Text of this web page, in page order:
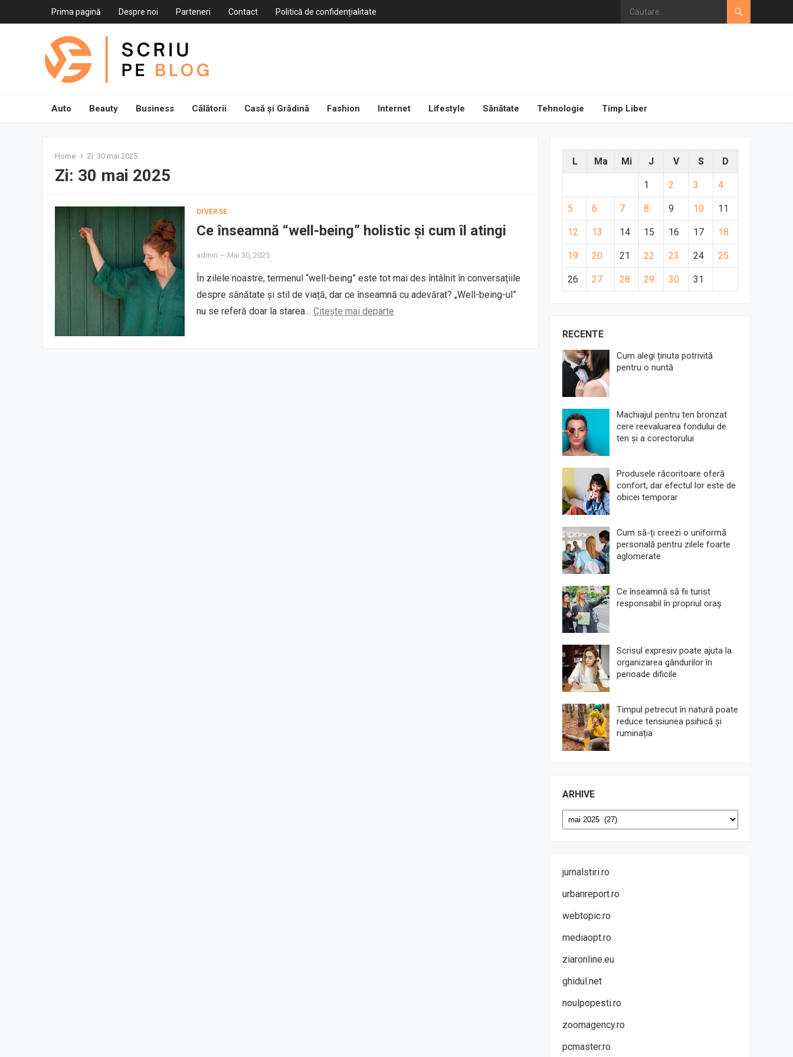
Prima pagină Despre noi Parteneri Contact Politică de confidențialitate
Auto Beauty Business Călătorii Casă și Grădină Fashion Internet Lifestyle Sănătate Tehnologie Timp Liber
Home Zi: 30 mai 2025
Zi: 30 mai 2025
DIVERSE
Ce înseamnă “well-being” holistic și cum îl atingi
admin — Mai 30, 2025
În zilele noastre, termenul “well-being” este tot mai des întâlnit în conversațiile
despre sănătate și stil de viață, dar ce înseamnă cu adevărat? „Well-being-ul”
nu se referă doar la starea… Citește mai departe
L Ma Mi J V S D
1 2 3 4
5 6 7 8 9 10 11
12 13 14 15 16 17 18
19 20 21 22 23 24 25
26 27 28 29 30 31
RECENTE
Cum alegi ținuta potrivită
pentru o nuntă
Machiajul pentru ten bronzat
cere reevaluarea fondului de
ten și a corectorului
Produsele răcoritoare oferă
confort, dar efectul lor este de
obicei temporar
Cum să-ți creezi o uniformă
personală pentru zilele foarte
aglomerate
Ce înseamnă să fii turist
responsabil în propriul oraș
Scrisul expresiv poate ajuta la
organizarea gândurilor în
perioade dificile
Timpul petrecut în natură poate
reduce tensiunea psihică și
ruminația
ARHIVE
Arhive
jurnalstiri.ro
urbanreport.ro
webtopic.ro
mediaopt.ro
ziaronline.eu
ghidul.net
noulpopesti.ro
zoomagency.ro
pcmaster.ro